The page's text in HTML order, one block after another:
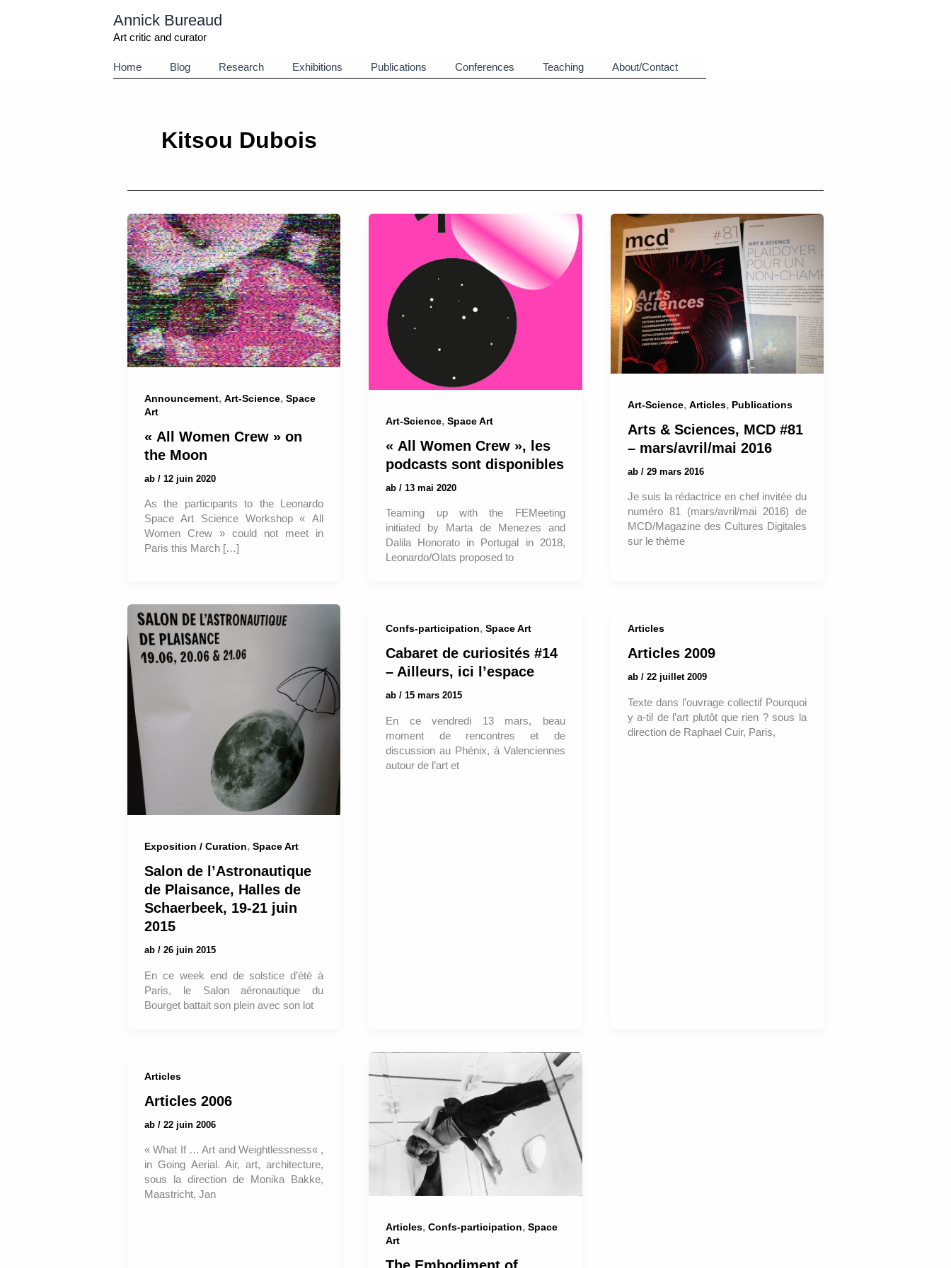
Annick Bureaud
Art critic and curator
Home Blog Research Exhibitions Publications Conferences Teaching About/Contact
Kitsou Dubois
Announcement, Art-Science, Space
Art
« All Women Crew » on
the Moon
ab / 12 juin 2020
As the participants to the Leonardo
Space Art Science Workshop « All
Women Crew » could not meet in
Paris this March […]
Art-Science,Space Art
« All Women Crew », les
podcasts sont disponibles
ab/13 mai 2020
Teaming up with the FEMeeting
initiated by Marta de Menezes and
Dalila Honorato in Portugal in 2018,
Leonardo/Olats proposed to
Art-Science, Articles, Publications
Arts & Sciences, MCD #81
– mars/avril/mai 2016
ab / 29 mars 2016
Je suis la rédactrice en chef invitée du
numéro 81 (mars/avril/mai 2016) de
MCD/Magazine des Cultures Digitales
sur le thème
Exposition / Curation, Space Art
Salon de l’Astronautique
de Plaisance, Halles de
Schaerbeek, 19-21 juin
2015
ab / 26 juin 2015
En ce week end de solstice d’été à
Paris, le Salon aéronautique du
Bourget battait son plein avec son lot
Confs-participation,Space Art
Cabaret de curiosités #14
– Ailleurs, ici l’espace
ab/15 mars 2015
En ce vendredi 13 mars, beau
moment de rencontres et de
discussion au Phénix, à Valenciennes
autour de l’art et
Articles
Articles 2009
ab / 22 juillet 2009
Texte dans l’ouvrage collectif Pourquoi
y a-til de l’art plutôt que rien ? sous la
direction de Raphael Cuir, Paris,
Articles
Articles 2006
ab / 22 juin 2006
« What If … Art and Weightlessness« ,
in Going Aerial. Air, art, architecture,
sous la direction de Monika Bakke,
Maastricht, Jan
Articles,Confs-participation,Space
Art